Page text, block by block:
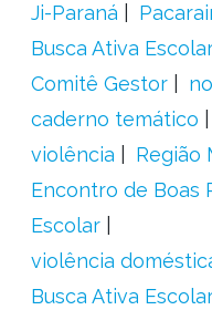
Ji-Paraná
Busca Ativa
Comitê Gestor
caderno temático
violência
Região
Encontro de Boas
Escolar
violência
Busca Ativa